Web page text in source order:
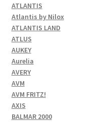
ATLANTIS
Atlantis by Nilox
ATLANTIS LAND
ATLUS
AUKEY
Aurelia
AVERY
AVM
AVM FRITZ!
AXIS
BALMAR 2000